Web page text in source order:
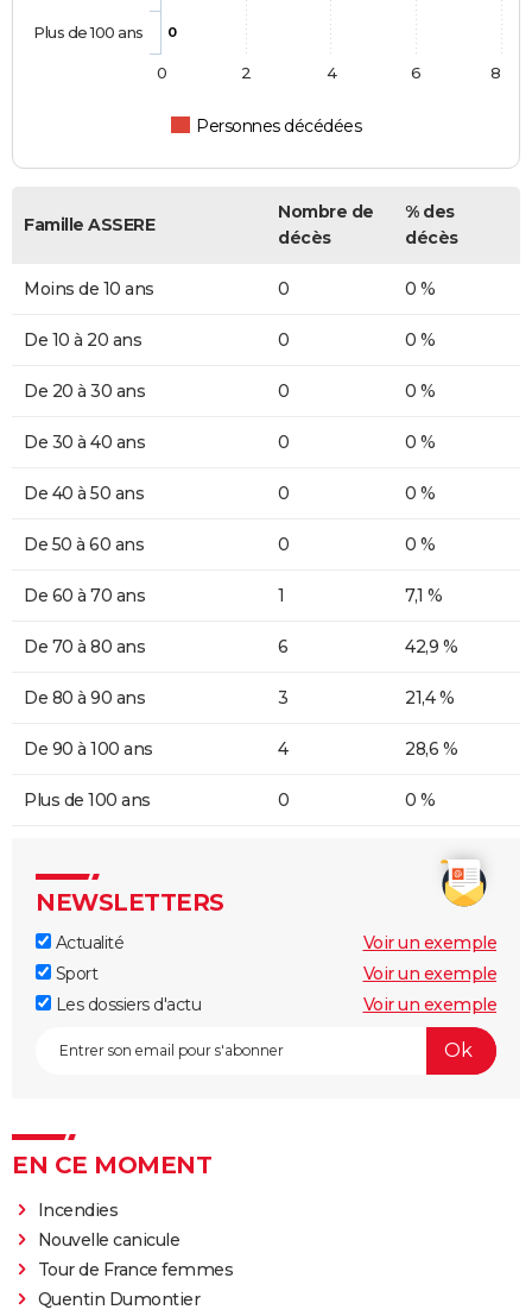
0
Personnes décédées
Plus de 100 ans
0 2 4 6 8
Famille ASSERE
Nombre de
décès
% des
décès
Moins de 10 ans 0 0 %
De 10 à 20 ans 0 0 %
De 20 à 30 ans 0 0 %
De 30 à 40 ans 0 0 %
De 40 à 50 ans 0 0 %
De 50 à 60 ans 0 0 %
De 60 à 70 ans 1 7,1 %
De 70 à 80 ans 6 42,9 %
De 80 à 90 ans 3 21,4 %
De 90 à 100 ans 4 28,6 %
Plus de 100 ans 0 0 %
NEWSLETTERS
Actualité
Voir un exemple
Sport
Voir un exemple
Les dossiers d'actu
Voir un exemple
EN CE MOMENT
Incendies
Nouvelle canicule
Tour de France femmes
Quentin Dumontier